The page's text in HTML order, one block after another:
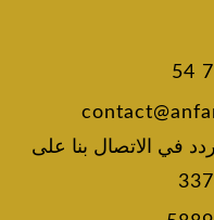
في الاتصال بنا على